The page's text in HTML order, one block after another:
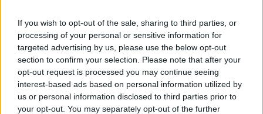
If you wish to opt-out of the sale, sharing to third parties, or
processing of your personal or sensitive information for
targeted advertising by us, please use the below opt-out
section to confirm your selection. Please note that after your
opt-out request is processed you may continue seeing
interest-based ads based on personal information utilized by
us or personal information disclosed to third parties prior to
your opt-out. You may separately opt-out of the further
Σοβαρό τροχαίο από αναστροφή ΙΧ
στην Αθηνών-Σουνίου: Συγκρούστηκε
με μηχανή της ΔΙΑΣ, δύο αστυνομικοί
τραυματίες, βίντεο
08.08.2026, 23:07 183